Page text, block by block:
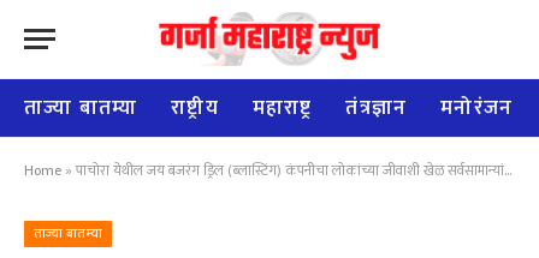
ताज्या बातम्या राष्ट्रीय महाराष्ट्र तंत्रज्ञान मनोरंजन
Home »पाचोरा येथील जय बजरंग ड्रिल (ब्लास्टिंग) कंपनीचा लोकांच्या जीवाशी खेळ सर्वसामान्यांचे आरोग्य धोक्यात उच्चस्तरीय कार्यवाहीची मागणी – अनिल महाजन,वरिष्ठ पत्रकार.
ताज्या बातम्या